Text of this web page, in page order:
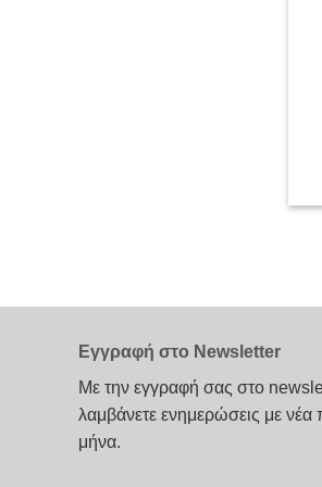
Εγγραφή στο Newsletter
Με την εγγραφή σας στο
λαμβάνετε ενημερώσεις με
μήνα.